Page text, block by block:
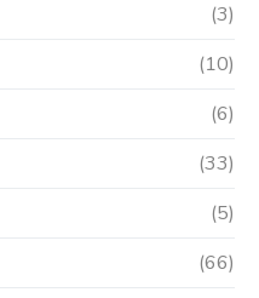
(3)
(10)
(6)
(33)
(5)
(66)